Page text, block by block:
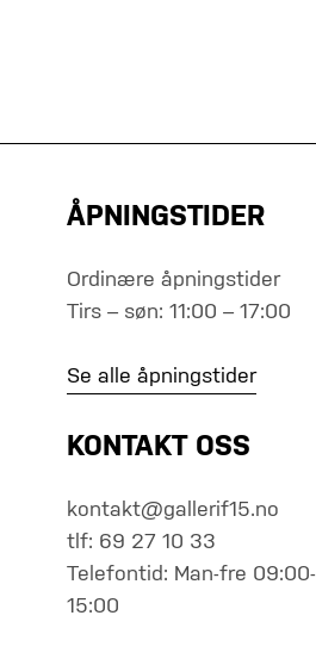
ÅPNINGSTIDER
Ordinære åpningstider
Tirs – søn: 11:00 – 17:00
Se alle åpningstider
KONTAKT OSS
kontakt@gallerif15.no
tlf: 69 27 10 33
Telefontid: Man-fre 09:00-
15:00